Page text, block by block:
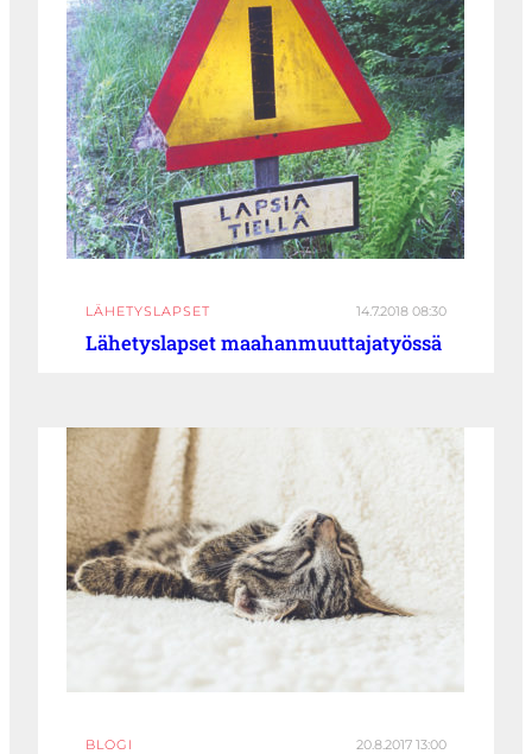
LÄHETYSLAPSET 14.7.2018 08:30
Lähetyslapset maahanmuuttajatyössä
BLOGI 20.8.2017 13:00